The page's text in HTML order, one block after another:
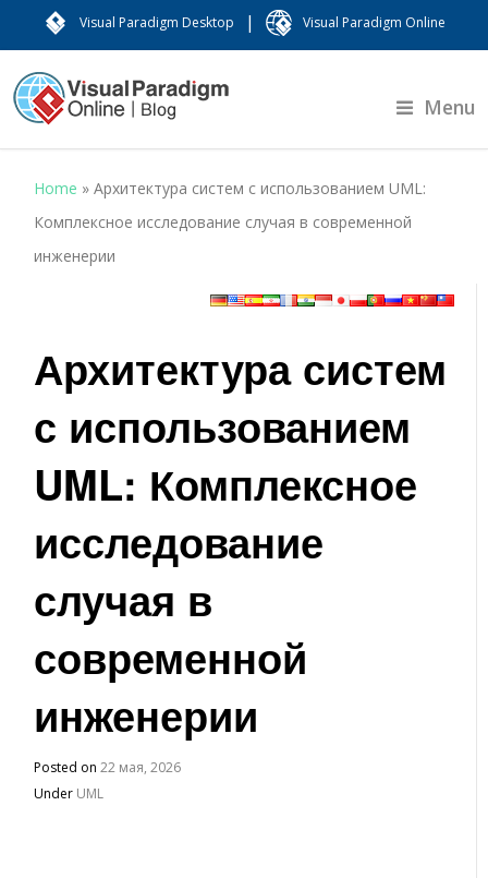
Visual Paradigm Desktop | Visual Paradigm Online
Menu
Home »Архитектура систем с использованием UML:
Комплексное исследование случая в современной
инженерии
Архитектура систем
с использованием
UML: Комплексное
исследование
случая в
современной
инженерии
Posted on22 мая, 2026
Under UML